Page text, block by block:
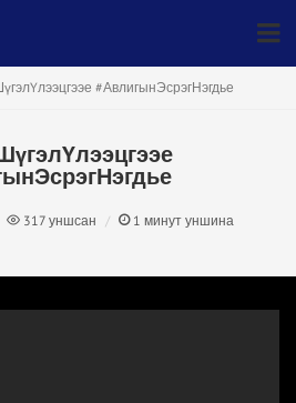
#АвлигынЭсрэгНэгдье
317 уншсан 1 минут уншина